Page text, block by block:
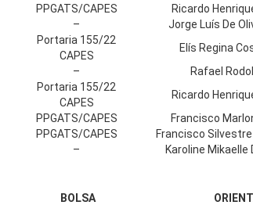
PPGATS/CAPES
Ricardo
–
Jorge Luís De
Portaria 155/22
CAPES
Elís Regina
–
Rafael
Portaria 155/22
CAPES
Ricardo
PPGATS/CAPES
Francisco
PPGATS/CAPES
Francisco
– Karoline Mikaelle
BOLSA